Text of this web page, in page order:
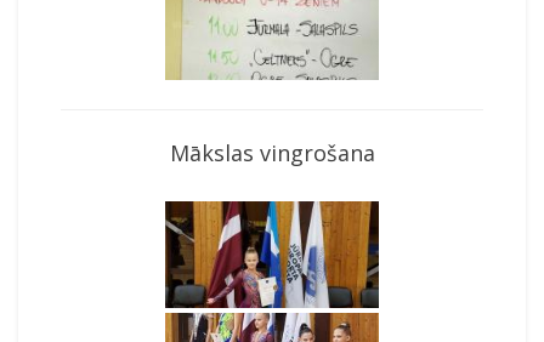
Mākslas vingrošana